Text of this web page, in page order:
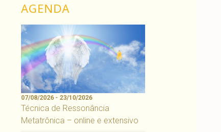
AGENDA
07/08/2026 - 23/10/2026
Técnica de Ressonância
Metatrônica – online e extensivo